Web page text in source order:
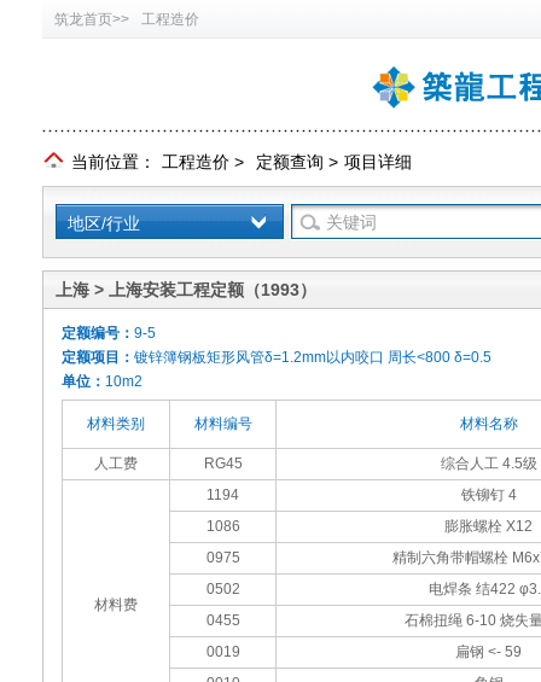
筑龙首页>> 工程造价
当前位置： 工程造价 > 定额查询 > 项目详细
地区/行业
上海 > 上海安装工程定额（1993）
定额编号： 9-5
定额项目： 镀锌簿钢板矩形风管δ=1.2mm以内咬口 周长<800 δ=0.5
单位： 10m2
材料类别 材料编号 材料名称
人工费 RG45 综合人工 4.5级
材料费
1194
铁铆钉 4
1086
膨胀螺栓 Х12
0975
精制六角带帽螺栓
0502
电焊条 结422
0455
石棉扭绳 6-10 烧失
0019
扁钢 <- 59